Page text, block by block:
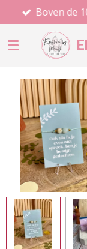
direct
naar
Boven de